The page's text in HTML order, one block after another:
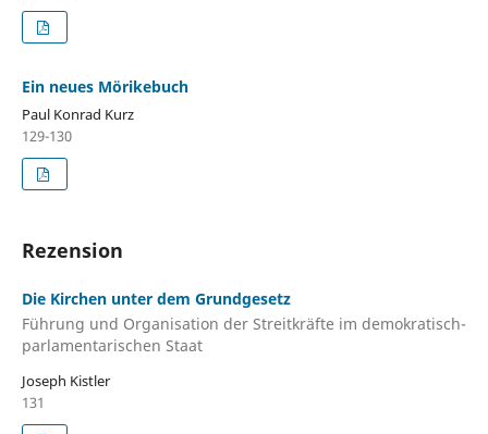
Ein neues Mörikebuch
Paul Konrad Kurz
129-130
Rezension
Die Kirchen unter dem Grundgesetz
Führung und Organisation der Streitkräfte im demokratisch-
parlamentarischen Staat
Joseph Kistler
131